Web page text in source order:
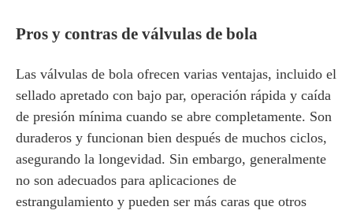
Pros y contras de válvulas de bola
Las válvulas de bola ofrecen varias ventajas, incluido el
sellado apretado con bajo par, operación rápida y caída
de presión mínima cuando se abre completamente. Son
duraderos y funcionan bien después de muchos ciclos,
asegurando la longevidad. Sin embargo, generalmente
no son adecuados para aplicaciones de
estrangulamiento y pueden ser más caras que otros